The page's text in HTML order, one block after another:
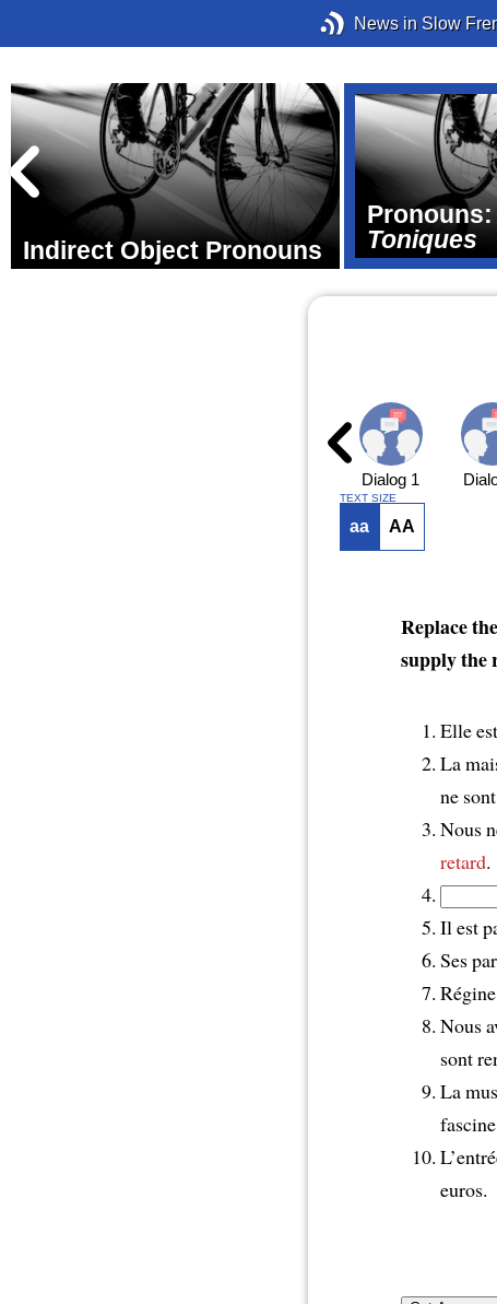
News in Slow
Indirect Object Pronouns
Toniques
Dialog 1
TEXT SIZE
aa AA
Replace
supply the
Elle
La
ne
Nous
retard.
Il est
Ses
Nous
sont
La
euros.